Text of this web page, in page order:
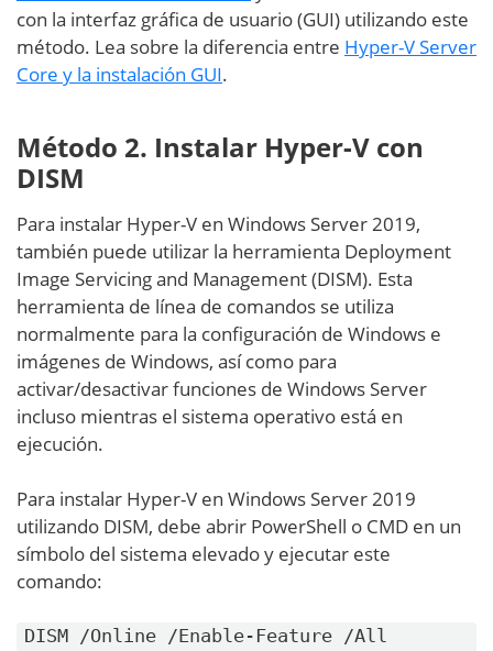
con la interfaz gráfica de usuario (GUI) utilizando este
método. Lea sobre la diferencia entre Hyper-V Server
Core y la instalación GUI.
Método 2. Instalar Hyper-V con
DISM
Para instalar Hyper-V en Windows Server 2019,
también puede utilizar la herramienta Deployment
Image Servicing and Management (DISM). Esta
herramienta de línea de comandos se utiliza
normalmente para la configuración de Windows e
imágenes de Windows, así como para
activar/desactivar funciones de Windows Server
incluso mientras el sistema operativo está en
ejecución.
Para instalar Hyper-V en Windows Server 2019
utilizando DISM, debe abrir PowerShell o CMD en un
símbolo del sistema elevado y ejecutar este
comando:
DISM /Online /Enable-Feature /All